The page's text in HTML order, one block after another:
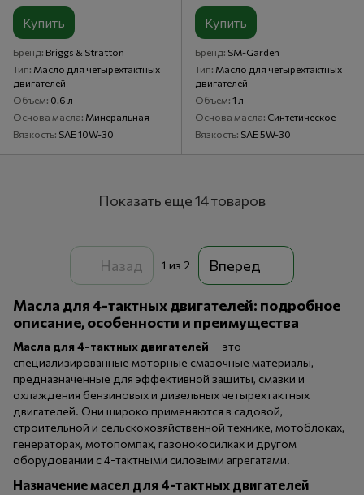
Купить
Бренд Briggs & Stratton
Тип Масло для четырехтактных
двигателей
Объем 0.6 л
Основа масла Минеральная
Вязкость SAE 10W-30
Купить
Бренд SM-Garden
Тип Масло для четырехтактных
двигателей
Объем 1 л
Основа масла Синтетическое
Вязкость SAE 5W-30
Показать еще 14 товаров
Назад 1 из 2 Вперед
Масла для 4-тактных двигателей: подробное
описание, особенности и преимущества
Масла для 4-тактных двигателей — это
специализированные моторные смазочные материалы,
предназначенные для эффективной защиты, смазки и
охлаждения бензиновых и дизельных четырехтактных
двигателей. Они широко применяются в садовой,
строительной и сельскохозяйственной технике, мотоблоках,
генераторах, мотопомпах, газонокосилках и другом
оборудовании с 4-тактными силовыми агрегатами.
Назначение масел для 4-тактных двигателей